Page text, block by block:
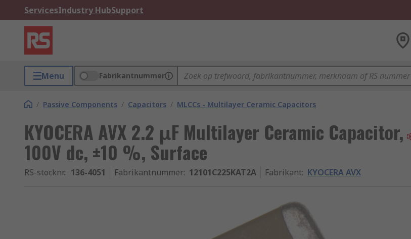
ServicesIndustry HubSupport
Menu Fabrikantnummer
/ Passive Components / Capacitors / MLCCs - Multilayer Ceramic Capacitors
KYOCERA AVX 2.2 μF Multilayer Ceramic Capacitor,
100V dc, ±10 %, Surface
RS-stocknr.: 136-4051 Fabrikantnummer: 12101C225KAT2A Fabrikant: KYOCERA AVX